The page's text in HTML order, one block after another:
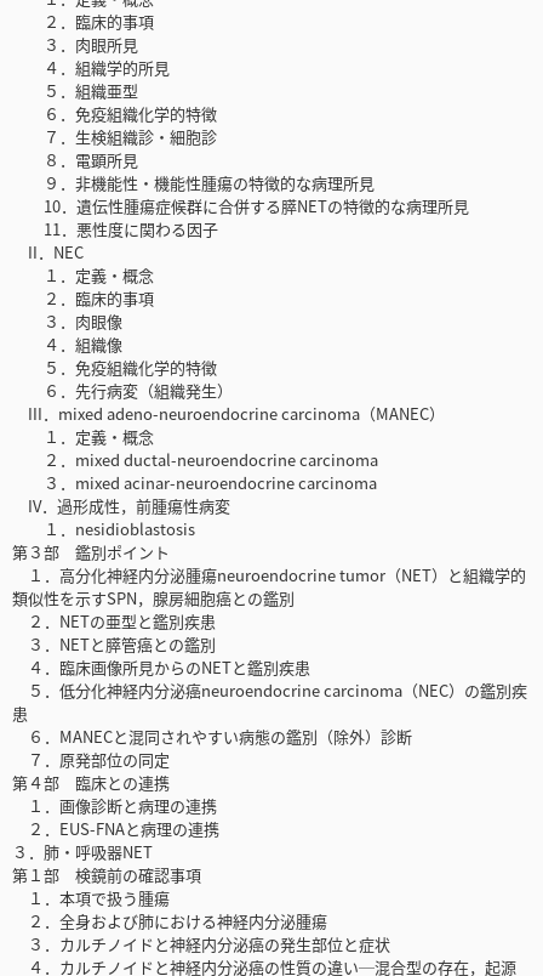
２．臨床的事項
３．肉眼所見
４．組織学的所見
５．組織亜型
６．免疫組織化学的特徴
７．生検組織診・細胞診
８．電顕所見
９．非機能性・機能性腫瘍の特徴的な病理所見
10．遺伝性腫瘍症候群に合併する膵NETの特徴的な病理所見
11．悪性度に関わる因子
II．NEC
１．定義・概念
２．臨床的事項
３．肉眼像
４．組織像
５．免疫組織化学的特徴
６．先行病変（組織発生）
III．mixed adeno-neuroendocrine carcinoma（MANEC）
１．定義・概念
２．mixed ductal-neuroendocrine carcinoma
３．mixed acinar-neuroendocrine carcinoma
IV．過形成性，前腫瘍性病変
１．nesidioblastosis
第３部 鑑別ポイント
１．高分化神経内分泌腫瘍neuroendocrine tumor（NET）と組織学的
類似性を示すSPN，腺房細胞癌との鑑別
２．NETの亜型と鑑別疾患
３．NETと膵管癌との鑑別
４．臨床画像所見からのNETと鑑別疾患
５．低分化神経内分泌癌neuroendocrine carcinoma（NEC）の鑑別疾
患
６．MANECと混同されやすい病態の鑑別（除外）診断
７．原発部位の同定
第４部 臨床との連携
１．画像診断と病理の連携
２．EUS-FNAと病理の連携
３．肺・呼吸器NET
第１部 検鏡前の確認事項
１．本項で扱う腫瘍
２．全身および肺における神経内分泌腫瘍
３．カルチノイドと神経内分泌癌の発生部位と症状
４．カルチノイドと神経内分泌癌の性質の違い─混合型の存在，起源